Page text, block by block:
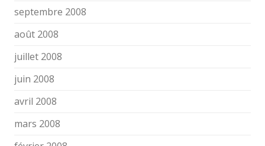
septembre 2008
août 2008
juillet 2008
juin 2008
avril 2008
mars 2008